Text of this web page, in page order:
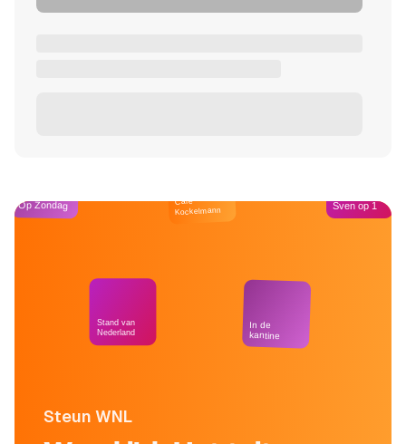
Steun WNL
Op Zondag
Stand van
Nederland
Café
Kockelmann
In de
kantine
Sven op 1